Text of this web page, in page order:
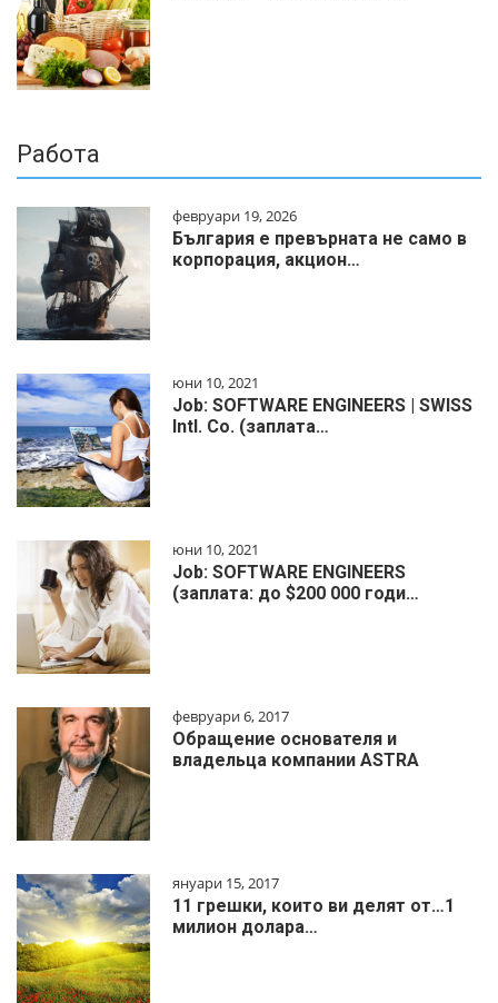
Работа
февруари 19, 2026
България е превърната не само в
корпорация, акцион…
юни 10, 2021
Job: SOFTWARE ENGINEERS | SWISS
Intl. Co. (заплата…
юни 10, 2021
Job: SOFTWARE ENGINEERS
(заплата: до $200 000 годи…
февруари 6, 2017
Обращение основателя и
владельца компании ASTRA
януари 15, 2017
11 грешки, които ви делят от…1
милиoн дoлapa…